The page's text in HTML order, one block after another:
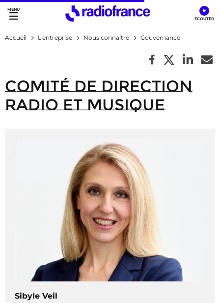
Accès direct :
Menu principal
Contenu
Accueil L'entreprise Nous connaître Gouvernance
Comité de direction
Radio et Musique
Sibyle Veil